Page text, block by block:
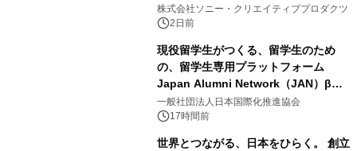
ラボレーション サウナイキタイコラ
ボグッズも発売決定！
株式会社ソニー・クリエイティブプロダクツ
2日前
現役留学生がつくる、留学生のため
の、留学生専用プラットフォーム
Japan Alumni Network（JAN）β版
をリリース
一般社団法人日本国際化推進協会
17時間前
世界とつながる、日本をひらく。 創立